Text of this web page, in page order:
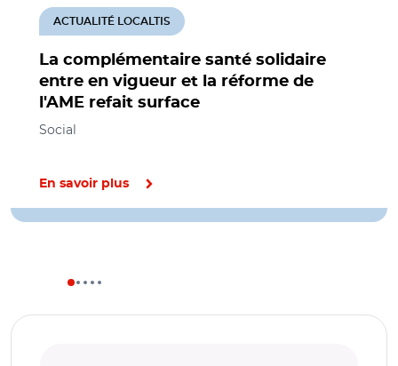
La complémentaire santé solidaire
entre en vigueur et la réforme de
l'AME refait surface
ACTUALITÉ LOCALTIS
Social
En savoir plus